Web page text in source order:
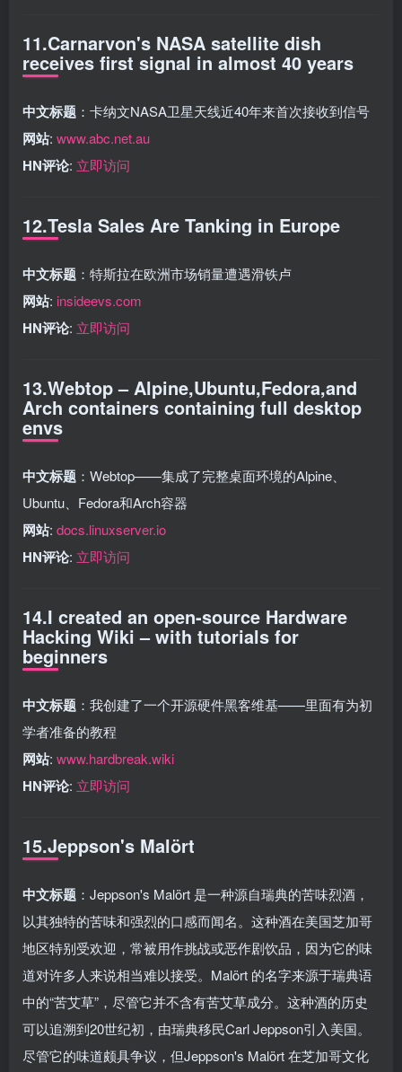
11.Carnarvon's NASA satellite dish
receives first signal in almost 40 years
中文标题 ：卡纳文NASA卫星天线近40年来首次接收到信号
网站: www.abc.net.au
HN评论: 立即访问
12.Tesla Sales Are Tanking in Europe
中文标题 ：特斯拉在欧洲市场销量遭遇滑铁卢
网站: insideevs.com
HN评论: 立即访问
13.Webtop – Alpine,Ubuntu,Fedora,and
Arch containers containing full desktop
envs
中文标题 ：Webtop——集成了完整桌面环境的Alpine、
Ubuntu、Fedora和Arch容器
网站: docs.linuxserver.io
HN评论: 立即访问
14.I created an open-source Hardware
Hacking Wiki – with tutorials for
beginners
中文标题 ：我创建了一个开源硬件黑客维基——里面有为初
学者准备的教程
网站: www.hardbreak.wiki
HN评论: 立即访问
15.Jeppson's Malört
中文标题 ：Jeppson's Malört 是一种源自瑞典的苦味烈酒，
以其独特的苦味和强烈的口感而闻名。这种酒在美国芝加哥
地区特别受欢迎，常被用作挑战或恶作剧饮品，因为它的味
道对许多人来说相当难以接受。Malört 的名字来源于瑞典语
中的“苦艾草”，尽管它并不含有苦艾草成分。这种酒的历史
可以追溯到20世纪初，由瑞典移民Carl Jeppson引入美国。
尽管它的味道颇具争议，但Jeppson's Malört 在芝加哥文化